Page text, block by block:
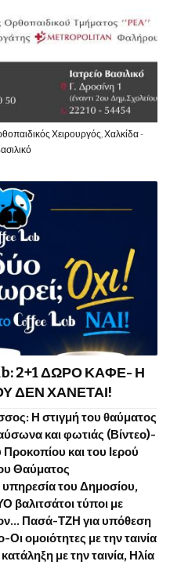
Χειρουργός, Χαλκίδα -
2+1 ΔΩΡΟ ΚΑΦΕ- Η
ΔΕΝ ΧΑΝΕΤΑΙ!
Η στιγμή του θαύματος
και φωτιάς (Βίντεο)-
και του Ιερού
Θαύματος
του Δημοσίου,
βαλιτσάτοι τύποι με
Πασά-ΤΖΗ για υπόθεση
ομοιότητες με την ταινία
με την ταινία, Ηλία